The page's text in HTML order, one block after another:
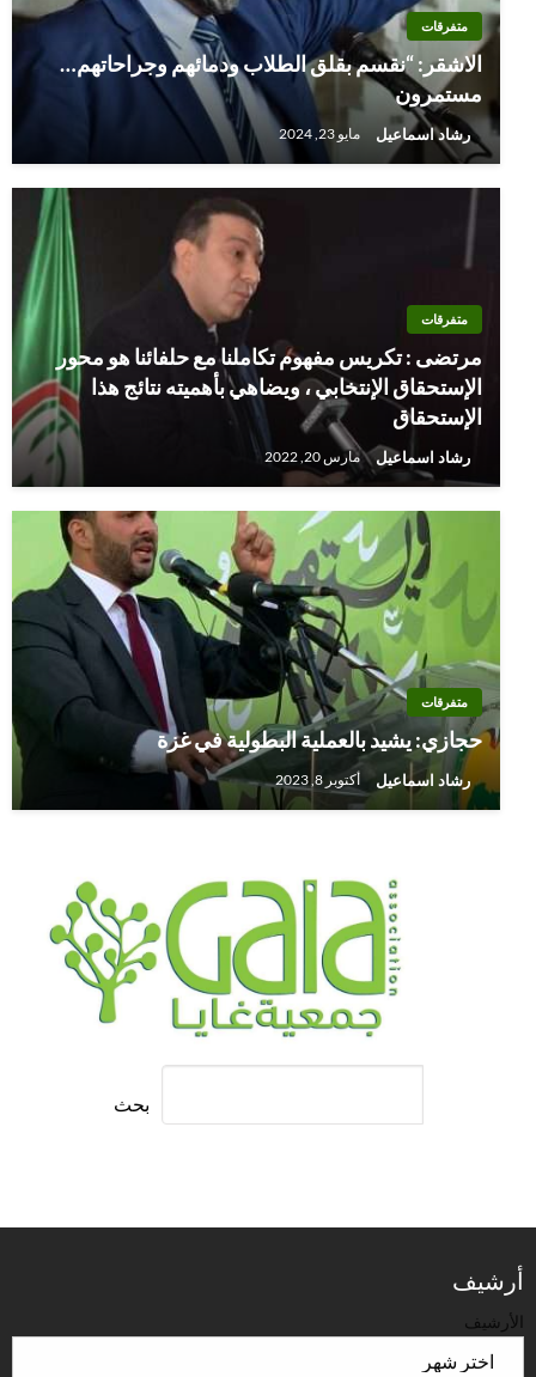
متفرقات
الاشقر: “نقسم بقلق الطلاب ودمائهم وجراحاتهم…
مستمرون
رشاد اسماعيل مايو 23, 2024
متفرقات
مرتضى : تكريس مفهوم تكاملنا مع حلفائنا هو محور
الإستحقاق الإنتخابي ، ويضاهي بأهميته نتائج هذا
الإستحقاق
رشاد اسماعيل مارس 20, 2022
متفرقات
حجازي: يشيد بالعملية البطولية في غزة
رشاد اسماعيل أكتوبر 8, 2023
بحث
أرشيف
الأرشيف